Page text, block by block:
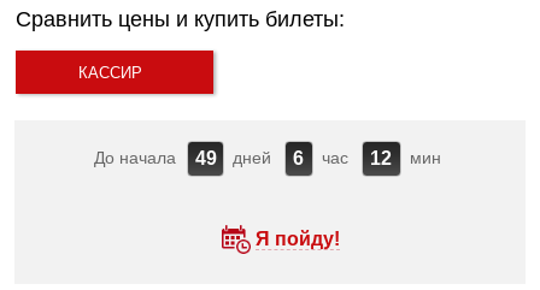
Сравнить цены и купить билеты:
КАССИР
До начала 49 дней 6 час 12 мин
Я пойду!